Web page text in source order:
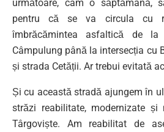
următoare, cam o săptămână,
pentru că se va circula cu
îmbrăcămintea asfaltică de la
Câmpulung până la intersecția cu
și strada Cetății. Ar trebui evitată
Și cu această stradă ajungem în
străzi reabilitate, modernizate
Târgoviște. Am reabilitat de